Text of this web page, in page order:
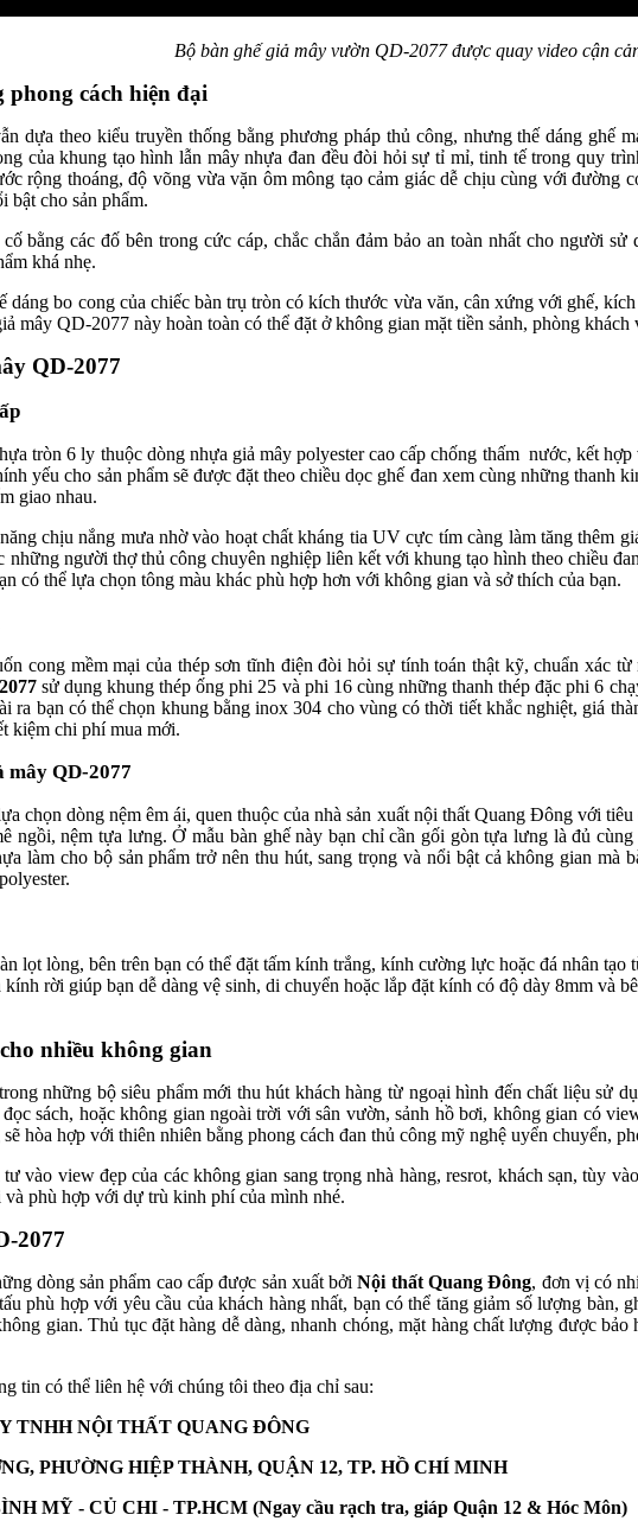
Bộ bàn ghế giả mây vườn QD-2077 được quay video cận
phong cách hiện đại
dựa theo kiểu truyền thống bằng phương pháp thủ công, nhưng thế dáng ghế
của khung tạo hình lẫn mây nhựa đan đều đòi hỏi sự tỉ mỉ, tinh tế trong quy
rộng thoáng, độ võng vừa vặn ôm mông tạo cảm giác dễ chịu cùng với đường
bật cho sản phẩm.
bằng các đố bên trong cức cáp, chắc chắn đảm bảo an toàn nhất cho người
khá nhẹ.
dáng bo cong của chiếc bàn trụ tròn có kích thước vừa văn, cân xứng với ghế,
mây QD-2077 này hoàn toàn có thể đặt ở không gian mặt tiền sảnh, phòng
QD-2077
tròn 6 ly thuộc dòng nhựa giả mây polyester cao cấp chống thấm nước, kết
yếu cho sản phẩm sẽ được đặt theo chiều dọc ghế đan xem cùng những thanh
giao nhau.
chịu nắng mưa nhờ vào hoạt chất kháng tia UV cực tím càng làm tăng thêm
người thợ thủ công chuyên nghiệp liên kết với khung tạo hình theo chiều
có thể lựa chọn tông màu khác phù hợp hơn với không gian và sở thích của bạn.
cong mềm mại của thép sơn tĩnh điện đòi hỏi sự tính toán thật kỹ, chuẩn xác
sử dụng khung thép ống phi 25 và phi 16 cùng những thanh thép đặc phi 6
ra bạn có thể chọn khung bằng inox 304 cho vùng có thời tiết khắc nghiệt, giá
kiệm chi phí mua mới.
mây QD-2077
chọn dòng nệm êm ái, quen thuộc của nhà sản xuất nội thất Quang Đông với
ngồi, nệm tựa lưng. Ở mẫu bàn ghế này bạn chỉ cần gối gòn tựa lưng là đủ
làm cho bộ sản phẩm trở nên thu hút, sang trọng và nổi bật cả không gian
lọt lòng, bên trên bạn có thể đặt tấm kính trắng, kính cường lực hoặc đá nhân
rời giúp bạn dễ dàng vệ sinh, di chuyển hoặc lắp đặt kính có độ dày 8mm và
nhiều không gian
những bộ siêu phẩm mới thu hút khách hàng từ ngoại hình đến chất liệu sử
sách, hoặc không gian ngoài trời với sân vườn, sảnh hồ bơi, không gian có
hòa hợp với thiên nhiên bằng phong cách đan thủ công mỹ nghệ uyển chuyển,
vào view đẹp của các không gian sang trọng nhà hàng, resrot, khách sạn, tùy
phù hợp với dự trù kinh phí của mình nhé.
2077
dòng sản phẩm cao cấp được sản xuất bởiNội thất Quang Đông, đơn vị có
phù hợp với yêu cầu của khách hàng nhất, bạn có thể tăng giảm số lượng
gian. Thủ tục đặt hàng dễ dàng, nhanh chóng, mặt hàng chất lượng được
tin có thể liên hệ với chúng tôi theo địa chỉ sau:
TNHH NỘI THẤT QUANG ĐÔNG
PHƯỜNG HIỆP THÀNH, QUẬN 12, TP. HỒ CHÍ MINH
MỸ - CỦ CHI - TP.HCM (Ngay cầu rạch tra, giáp Quận 12 & Hóc Môn)